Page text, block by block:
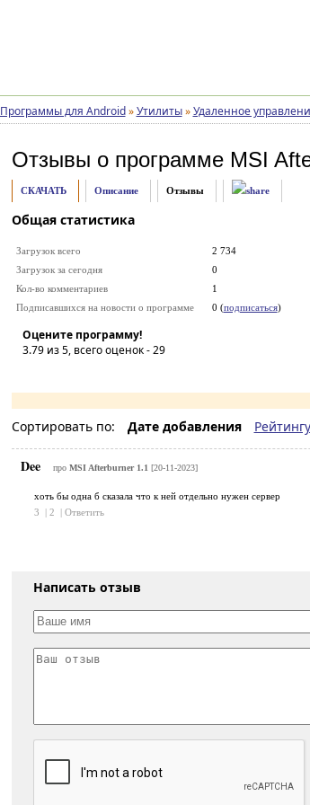
Программы для Android » Утилиты » Удаленное
Отзывы о программе MSI
СКАЧАТЬ Описание Отзывы
Общая статистика
Загрузок всего
2 734
Загрузок за сегодня
0
Кол-во комментариев
1
Подписавшихся на новости о программе
0 (подписаться)
Оцените программу!
3.79из 5, всего оценок -29
Сортировать по: Дате добавления Рейтингу
Dee про MSI Afterburner 1.1 [20-11-2023]
хоть бы одна б сказала что к ней отдельно нужен сервер
3
| 2 | Ответить
Написать отзыв